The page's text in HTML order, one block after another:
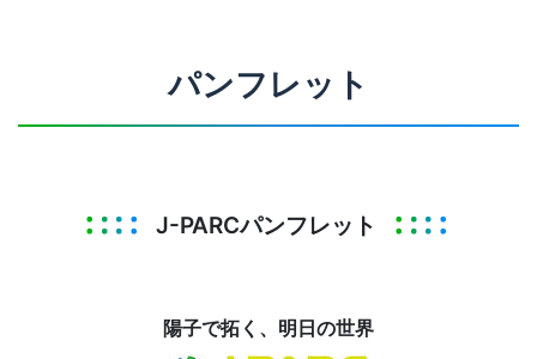
パンフレット
J-PARCパンフレット
陽子で拓く、明日の世界